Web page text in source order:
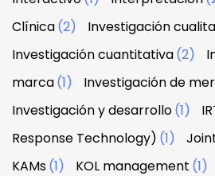
Clínica(2) Investigación
Investigación cuantitativa(2)
marca(1) Investigación de
Investigación y desarrollo(1)
Response Technology) (1)
KAMs(1) KOL management (1)